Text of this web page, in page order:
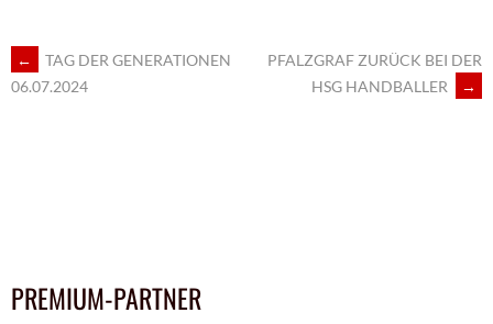
ARTIKEL-
←
TAG DER GENERATIONEN
06.07.2024
PFALZGRAF ZURÜCK BEI DER
HSG HANDBALLER
→
PREMIUM-PARTNER